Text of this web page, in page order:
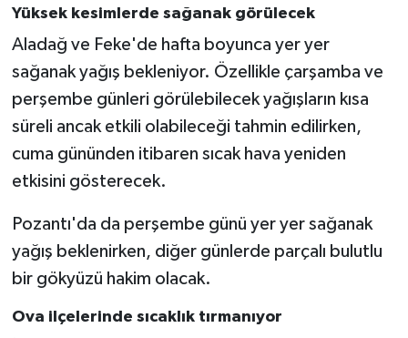
Yüksek kesimlerde sağanak görülecek
Aladağ ve Feke'de hafta boyunca yer yer
sağanak yağış bekleniyor. Özellikle çarşamba ve
perşembe günleri görülebilecek yağışların kısa
süreli ancak etkili olabileceği tahmin edilirken,
cuma gününden itibaren sıcak hava yeniden
etkisini gösterecek.
Pozantı'da da perşembe günü yer yer sağanak
yağış beklenirken, diğer günlerde parçalı bulutlu
bir gökyüzü hakim olacak.
Ova ilçelerinde sıcaklık tırmanıyor